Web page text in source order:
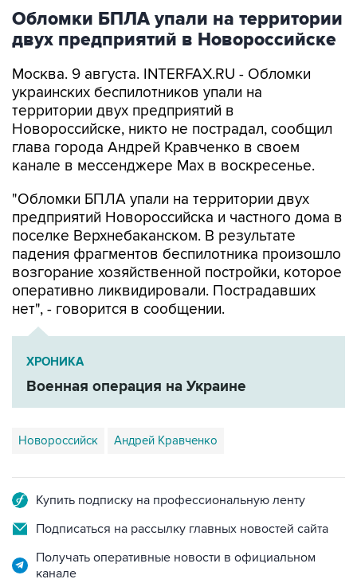
Обломки БПЛА упали на территории
двух предприятий в Новороссийске
Москва. 9 августа. INTERFAX.RU - Обломки
украинских беспилотников упали на
территории двух предприятий в
Новороссийске, никто не пострадал, сообщил
глава города Андрей Кравченко в своем
канале в мессенджере Max в воскресенье.
"Обломки БПЛА упали на территории двух
предприятий Новороссийска и частного дома в
поселке Верхнебаканском. В результате
падения фрагментов беспилотника произошло
возгорание хозяйственной постройки, которое
оперативно ликвидировали. Пострадавших
нет", - говорится в сообщении.
ХРОНИКА
Военная операция на Украине
Новороссийск Андрей Кравченко
Купить подписку на профессиональную ленту
Подписаться на рассылку главных новостей сайта
Получать оперативные новости в официальном
канале